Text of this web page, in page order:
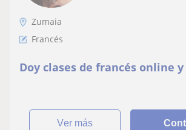
Zumaia
Francés
Doy clases de francés online
ver más